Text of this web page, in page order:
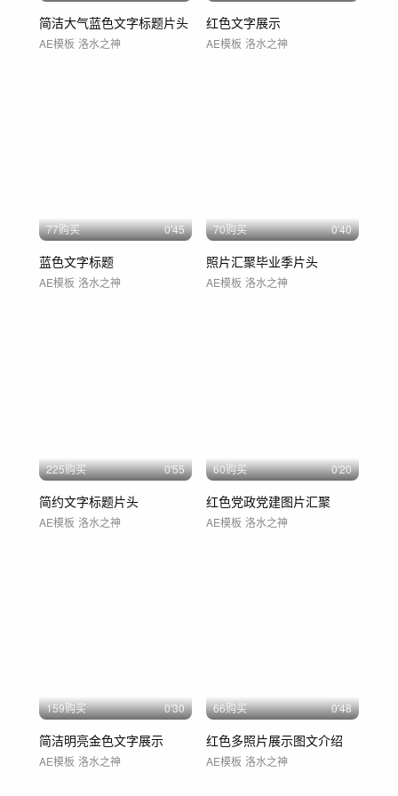
简洁大气蓝色文字标题片头
AE模板 洛水之神
红色文字展示
AE模板 洛水之神
77购买 0'45
蓝色文字标题
AE模板 洛水之神
70购买 0'40
照片汇聚毕业季片头
AE模板 洛水之神
225购买 0'55
简约文字标题片头
AE模板 洛水之神
60购买 0'20
红色党政党建图片汇聚
AE模板 洛水之神
159购买 0'30
简洁明亮金色文字展示
AE模板 洛水之神
66购买 0'48
红色多照片展示图文介绍
AE模板 洛水之神